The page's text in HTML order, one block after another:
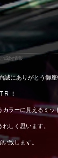
成約情報
誠にありがとう御座
R ！
ラーに見えるミッ
しく思います。
致します。